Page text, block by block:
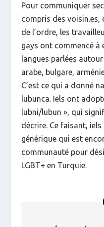
Pour communiquer
compris des voisin.es,
de l’ordre, les
gays ont commencé à
langues parlées
arabe, bulgare,
C’est ce qui a donné
lubunca. Iels ont
lubni/lubun », qui
décrire. Ce faisant,
générique qui est
communauté pour
LGBT+ en Turquie.